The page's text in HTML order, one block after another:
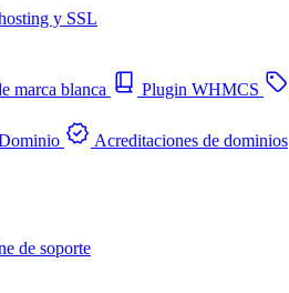
y SSL
marca blanca Plugin WHMCS
Acreditaciones de dominios
de soporte